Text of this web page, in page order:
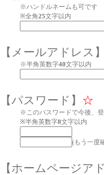
※ハンドルネームも可です
※全角25文字以内
【メールアドレス
※半角英数字40文字以内
【パスワード】 ☆
※このパスワードで今後、
※半角英数字8文字以内
(もう一度
【ホームページア